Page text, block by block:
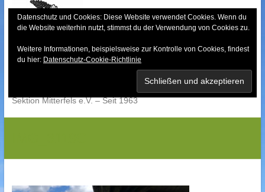
content
Bayerischer Wald-
Sektion Mitterfels e.V. – Seit 1963
Datenschutz und Cookies: Diese Website verwendet Cookies. Wenn du
die Website weiterhin nutzt, stimmst du der Verwendung von Cookies zu.
Weitere Informationen, beispielsweise zur Kontrolle von Cookies, findest
du hier: Datenschutz-Cookie-Richtlinie